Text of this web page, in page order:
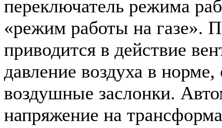
переключатель режима
«режим работы на газе».
приводится в действие
давление воздуха в
воздушные заслонки.
напряжение на